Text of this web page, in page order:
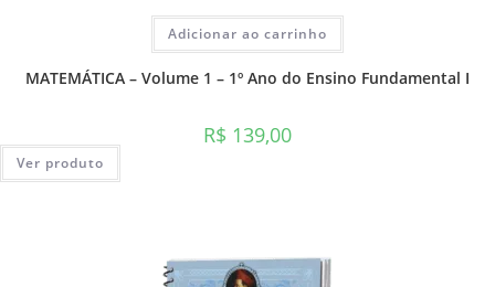
Adicionar ao carrinho
MATEMÁTICA – Volume 1 – 1º Ano do Ensino Fundamental I
R$ 139,00
Ver produto